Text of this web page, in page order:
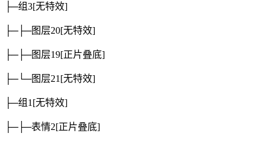
├─组3[无特效]
├─├─图层20[无特效]
├─├─图层19[正片叠底]
├─└─图层21 [无特效]
├─组1 [无特效]
├─├─表情2[正片叠底]